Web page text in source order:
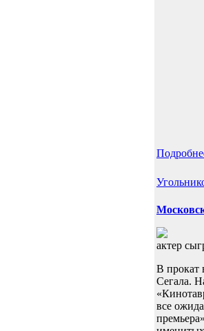
актер
В прокат
Сегала.
все